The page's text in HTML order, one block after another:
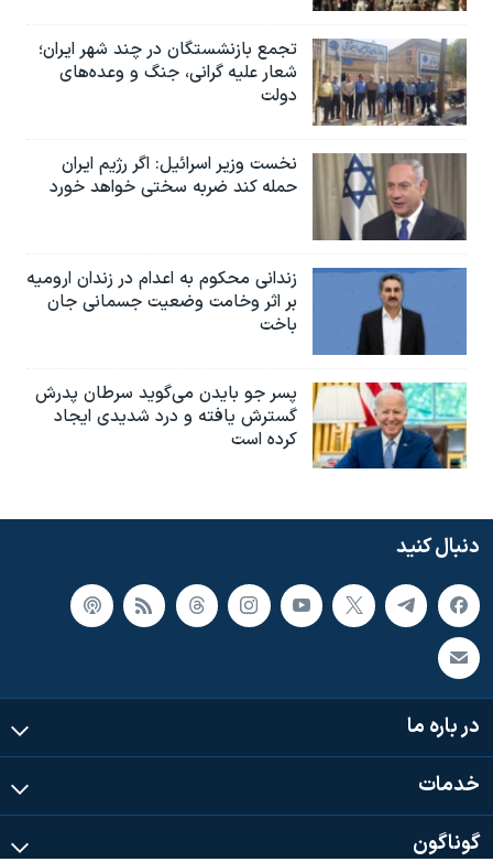
تجمع بازنشستگان در چند شهر ایران؛
شعار علیه گرانی، جنگ و وعده‌های
دولت
نخست وزیر اسرائيل: اگر رژیم ایران
حمله کند ضربه سختی خواهد خورد
زندانی محکوم به اعدام در زندان ارومیه
بر اثر وخامت وضعیت جسمانی جان
باخت
پسر جو بایدن می‌گوید سرطان پدرش
گسترش یافته و درد شدیدی ایجاد
کرده است
دنبال کنید
در باره ما
خدمات
گوناگون